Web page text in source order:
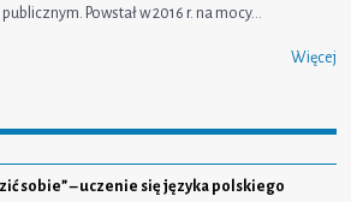
Powstał w 2016 r. na mocy…
Więcej
sobie” – uczenie się języka polskiego